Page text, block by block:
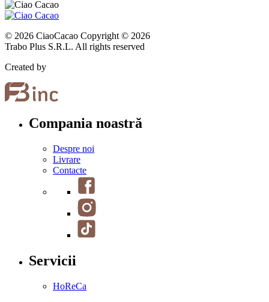
© 2026 CiaoCacao Copyright © 2026
Trabo Plus S.R.L. All rights reserved
Created by
Compania noastră
Despre noi
Livrare
Contacte
Servicii
HoReCa